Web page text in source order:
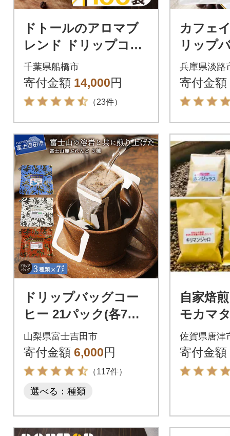
ドトールのアロマブ
レンド ドリップコー
ヒー 100袋 ドリップ
バックコーヒー
千葉県船橋市
寄付金額 14,000円
（23件）
カフェ
リップ
ー 淡路
ット 4
み比べ
兵庫県淡路
寄付金額
ドリップバッグコー
ヒー 21パック(各7パ
ック×3種) 飲み比べ珈
琲セット 富士山麓ぶ
れんど
山梨県富士吉田市
寄付金額 6,000円
（117件）
選べる：種類
自家焙
モカマ
ンジャ
ア グ
ンジュ
佐賀県唐津
寄付金額